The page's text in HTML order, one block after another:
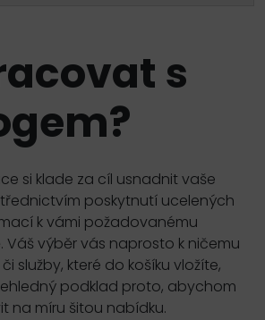
s
si klade za cíl usnadnit vaše
poskytnutí ucelených
k vámi požadovanému
Váš výběr vás naprosto k ničemu
služby, které do košíku vložíte,
podklad proto, abychom
na míru šitou nabídku.